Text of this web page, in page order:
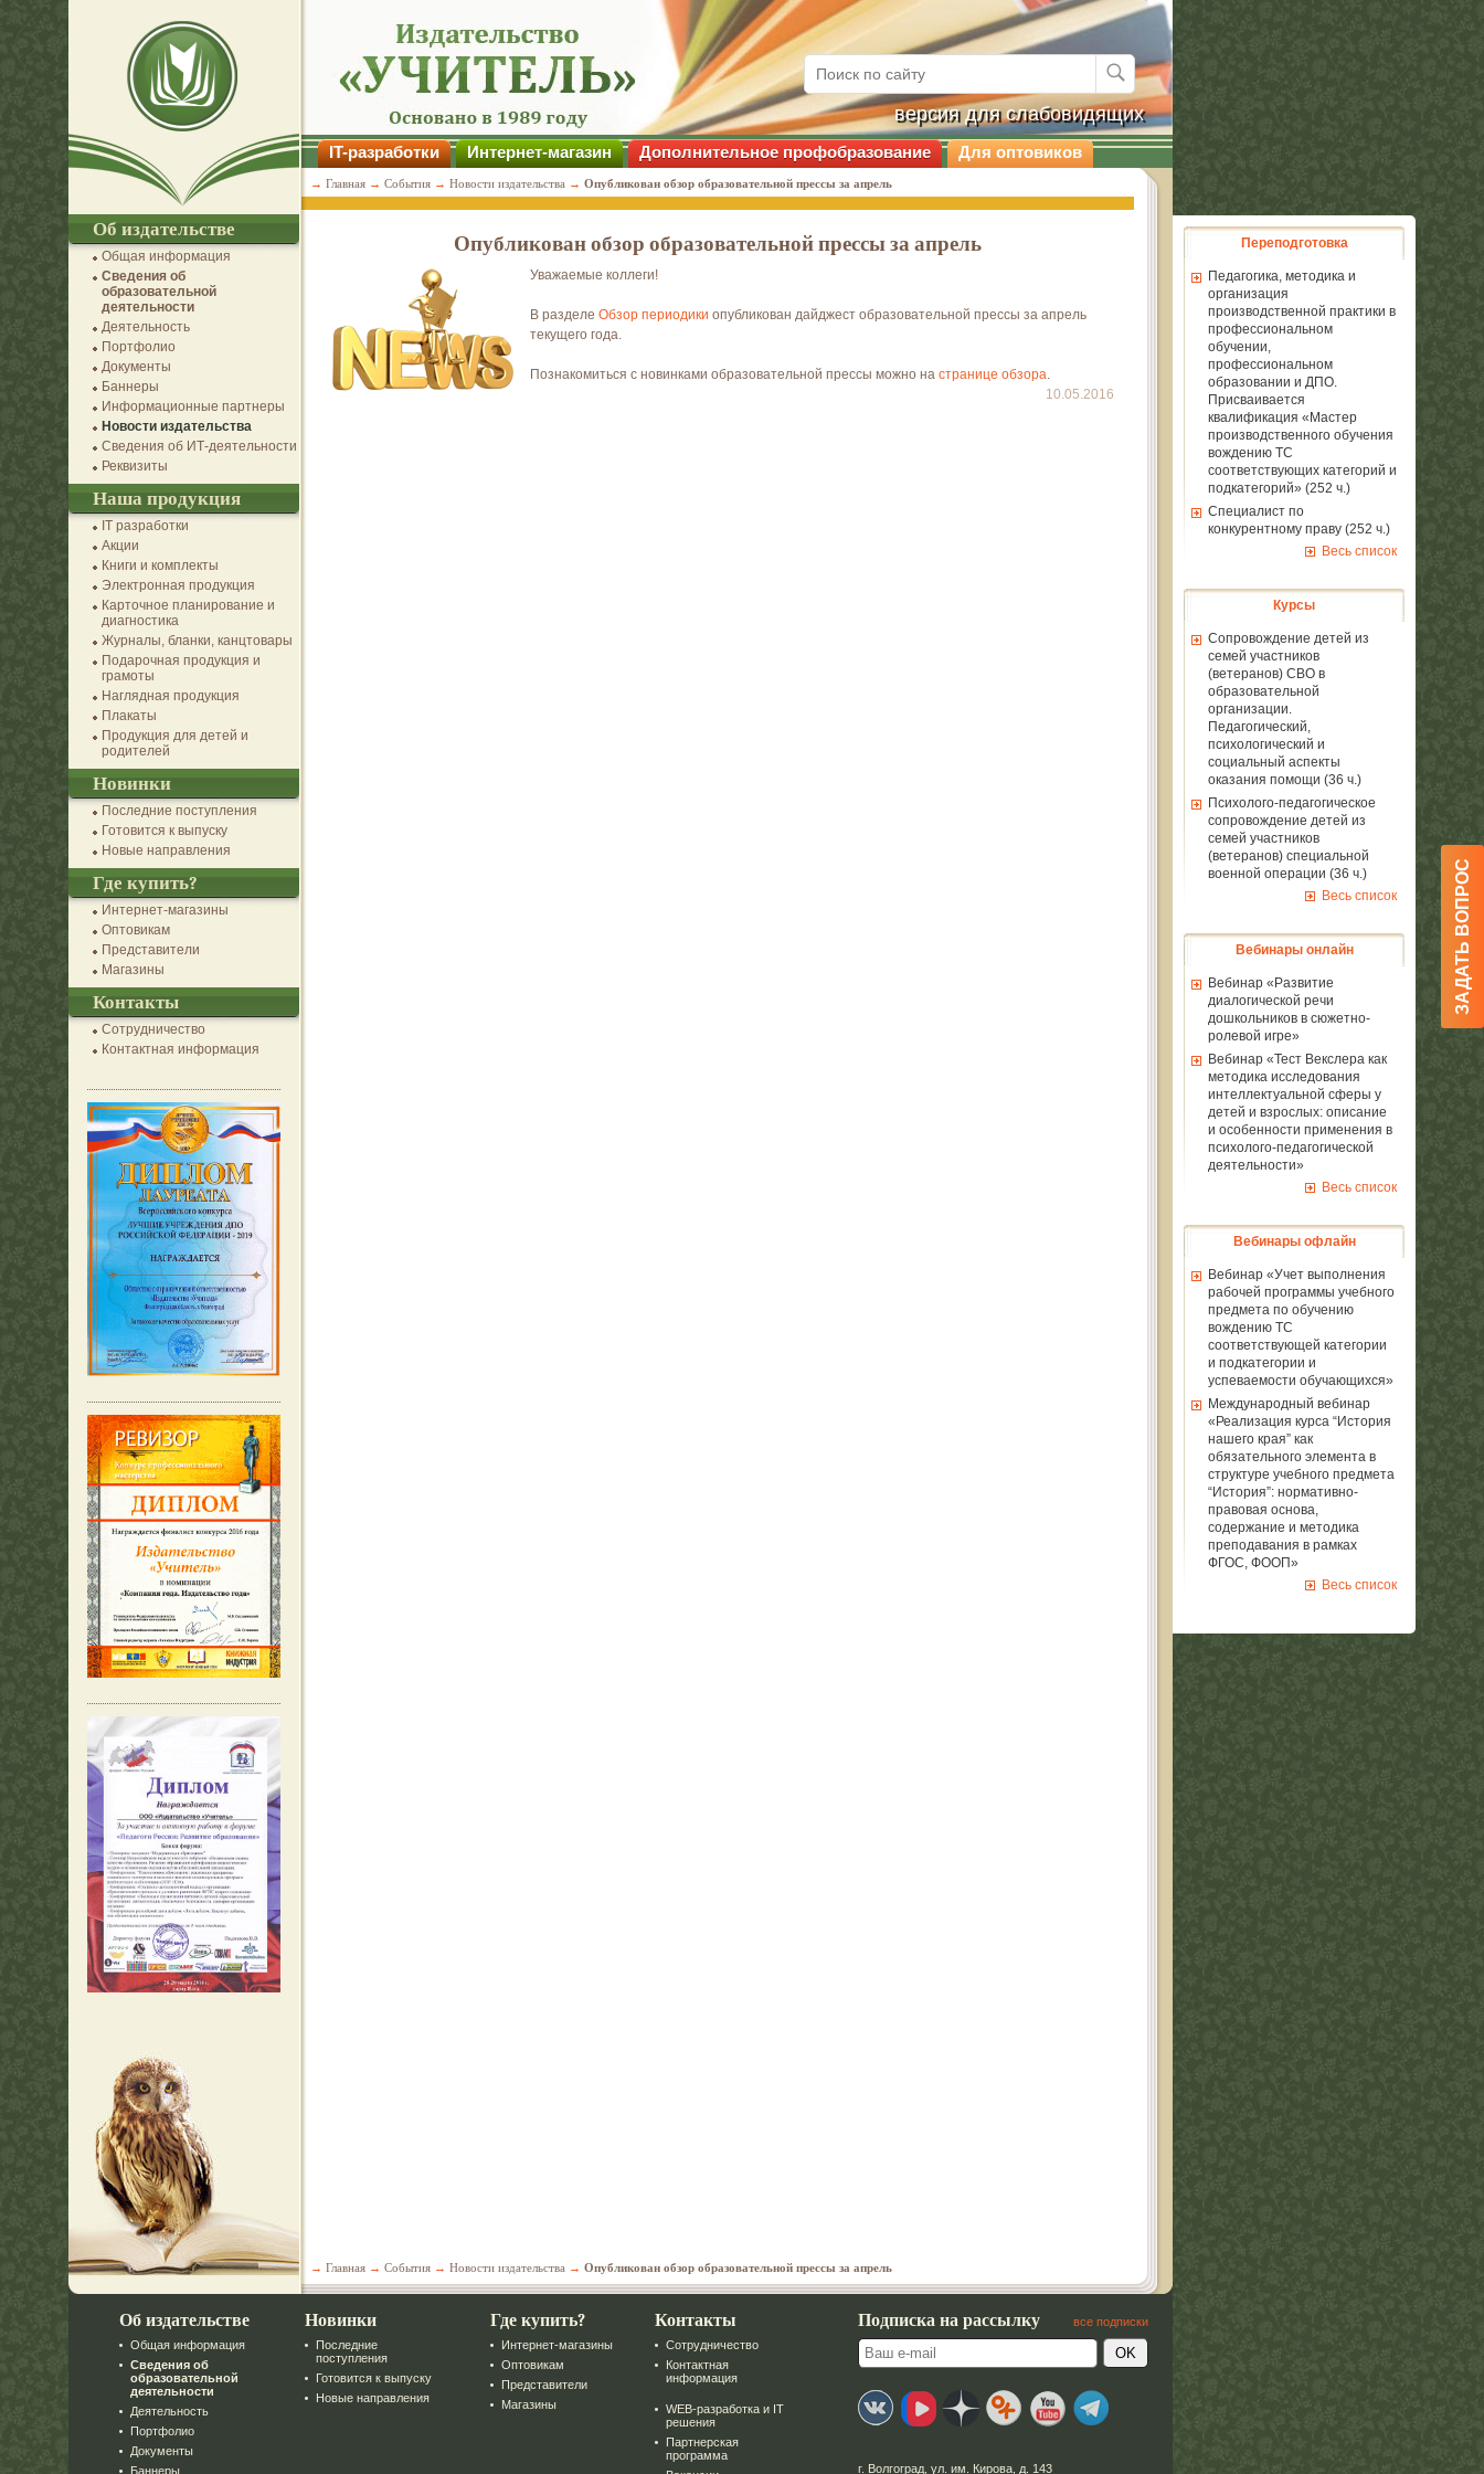
Переподготовка
Педагогика, методика и
организация
производственной практики в
профессиональном
обучении,
профессиональном
образовании и ДПО.
Присваивается
квалификация «Мастер
производственного обучения
вождению ТС
соответствующих категорий и
подкатегорий» (252 ч.)
Специалист по
конкурентному праву (252 ч.)
Весь список
Курсы
Сопровождение детей из
семей участников
(ветеранов) СВО в
образовательной
организации.
Педагогический,
психологический и
социальный аспекты
оказания помощи (36 ч.)
Психолого-педагогическое
сопровождение детей из
семей участников
(ветеранов) специальной
военной операции (36 ч.)
Весь список
Вебинары онлайн
Вебинар «Развитие
диалогической речи
дошкольников в сюжетно-
ролевой игре»
Вебинар «Тест Векслера как
методика исследования
интеллектуальной сферы у
детей и взрослых: описание
и особенности применения в
психолого-педагогической
деятельности»
Весь список
Вебинары офлайн
Вебинар «Учет выполнения
рабочей программы учебного
предмета по обучению
вождению ТС
соответствующей категории
и подкатегории и
успеваемости обучающихся»
Международный вебинар
«Реализация курса “История
нашего края” как
обязательного элемента в
структуре учебного предмета
“История”: нормативно-
правовая основа,
содержание и методика
преподавания в рамках
ФГОС, ФООП»
Весь список
Опубликован обзор образовательной прессы за апрель
Уважаемые коллеги!
В разделе Обзор периодики опубликован дайджест образовательной прессы за апрель
текущего года.
Познакомиться с новинками образовательной прессы можно на странице обзора.
10.05.2016
версия для слабовидящих
IT-разработки Интернет-магазин Дополнительное профобразование Для оптовиков
→ Главная → События → Новости издательства → Опубликован обзор образовательной прессы за апрель
→ Главная → События → Новости издательства → Опубликован обзор образовательной прессы за апрель
Об издательстве
Общая информация
Сведения об
образовательной
деятельности
Деятельность
Портфолио
Документы
Баннеры
Информационные партнеры
Новости издательства
Сведения об ИТ-деятельности
Реквизиты
Наша продукция
IT разработки
Акции
Книги и комплекты
Электронная продукция
Карточное планирование и
диагностика
Журналы, бланки, канцтовары
Подарочная продукция и
грамоты
Наглядная продукция
Плакаты
Продукция для детей и
родителей
Новинки
Последние поступления
Готовится к выпуску
Новые направления
Где купить?
Интернет-магазины
Оптовикам
Представители
Магазины
Контакты
Сотрудничество
Контактная информация
Об издательстве
Общая информация
Сведения об
образовательной
деятельности
Деятельность
Портфолио
Документы
Баннеры
Новинки
Последние
поступления
Готовится к выпуску
Новые направления
Где купить?
Интернет-магазины
Оптовикам
Представители
Магазины
Контакты
Сотрудничество
Контактная
информация
WEB-разработка и IT
решения
Партнерская
программа
Подписка на рассылку все подписки
г. Волгоград ул. им. Кирова, д. 143
ЗАДАТЬ ВОПРОС